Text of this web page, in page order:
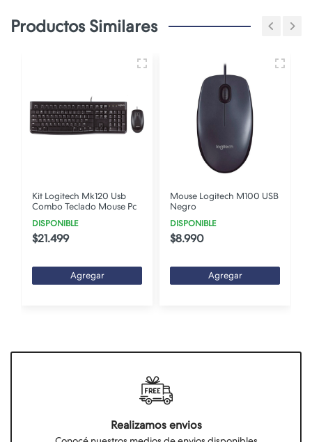
Productos Similares
Mouse Logitech M100 USB
Negro
DISPONIBLE
$8.990
Agregar
Disco Externo WD
Elements 2TB HDD Disco
DISPONIBLE
Agregar
Realizamos envios